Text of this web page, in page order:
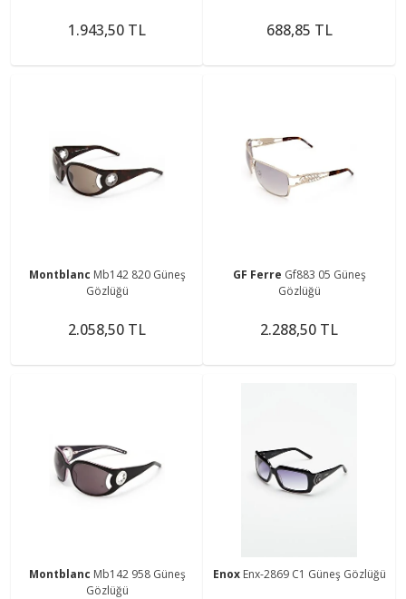
1.943,50 TL 688,85 TL
Montblanc Mb142 820 Güneş
Gözlüğü
2.058,50 TL
GF Ferre Gf883 05 Güneş
Gözlüğü
2.288,50 TL
Montblanc Mb142 958 Güneş
Gözlüğü
Enox Enx-2869 C1 Güneş Gözlüğü